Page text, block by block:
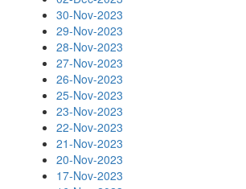
30-Nov-2023
29-Nov-2023
28-Nov-2023
27-Nov-2023
26-Nov-2023
25-Nov-2023
23-Nov-2023
22-Nov-2023
21-Nov-2023
20-Nov-2023
17-Nov-2023